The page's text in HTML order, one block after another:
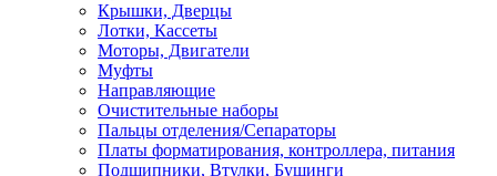
Крышки, Дверцы
Лотки, Кассеты
Моторы, Двигатели
Муфты
Направляющие
Очистительные наборы
Пальцы отделения/Сепараторы
Платы форматирования, контроллера, питания
Подшипники, Втулки, Бушинги